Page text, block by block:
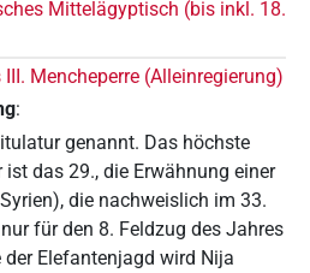
Mittelägyptisch (bis inkl. 18.
Mencheperre (Alleinregierung)
:
genannt. Das höchste
das 29., die Erwähnung einer
die nachweislich im 33.
für den 8. Feldzug des Jahres
Elefantenjagd wird Nija